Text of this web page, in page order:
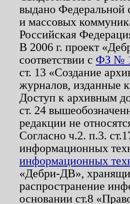
выдано Федеральной
и массовых
Российская
В 2006 г. проект
соответствии с ФЗ №
ст. 13 «Создание
журналов, изданные
Доступ к архивным
ст. 24
редакции не
Согласно ч.2. п.3.
информационных
информационных
«Дебри-ДВ»,
распространение
основании ст.8